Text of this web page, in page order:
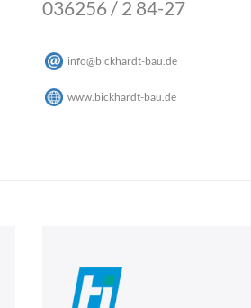
036256 / 2 84-27
info@bickhardt-bau de
www.bickhardt-bau.de